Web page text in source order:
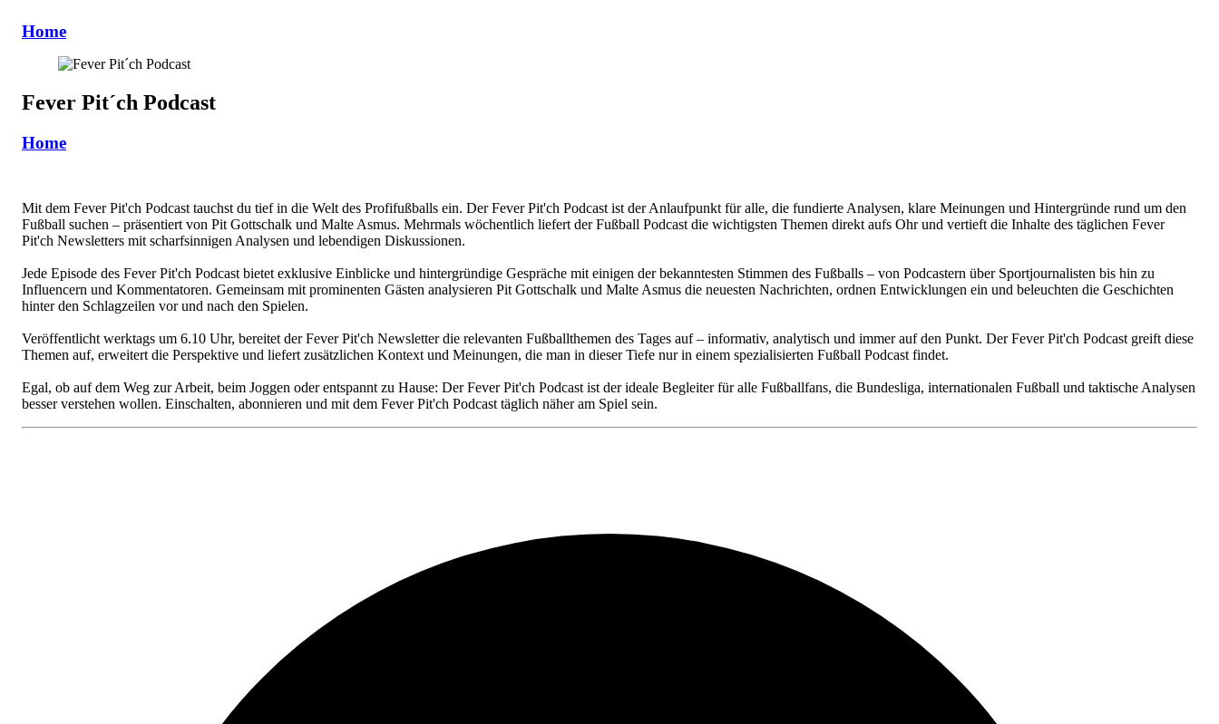
Home
Fever Pit´ch Podcast
Home
Mit dem Fever Pit'ch Podcast tauchst du tief in die Welt des Profifußballs ein. Der Fever Pit'ch Podcast ist der Anlaufpunkt für alle, die fundierte Analysen, klare Meinungen und Hintergründe rund um den
Fußball suchen – präsentiert von Pit Gottschalk und Malte Asmus. Mehrmals wöchentlich liefert der Fußball Podcast die wichtigsten Themen direkt aufs Ohr und vertieft die Inhalte des täglichen Fever
Pit'ch Newsletters mit scharfsinnigen Analysen und lebendigen Diskussionen.
Jede Episode des Fever Pit'ch Podcast bietet exklusive Einblicke und hintergründige Gespräche mit einigen der bekanntesten Stimmen des Fußballs – von Podcastern über Sportjournalisten bis hin zu
Influencern und Kommentatoren. Gemeinsam mit prominenten Gästen analysieren Pit Gottschalk und Malte Asmus die neuesten Nachrichten, ordnen Entwicklungen ein und beleuchten die Geschichten
hinter den Schlagzeilen vor und nach den Spielen.
Veröffentlicht werktags um 6.10 Uhr, bereitet der Fever Pit'ch Newsletter die relevanten Fußballthemen des Tages auf – informativ, analytisch und immer auf den Punkt. Der Fever Pit'ch Podcast greift diese
Themen auf, erweitert die Perspektive und liefert zusätzlichen Kontext und Meinungen, die man in dieser Tiefe nur in einem spezialisierten Fußball Podcast findet.
Egal, ob auf dem Weg zur Arbeit, beim Joggen oder entspannt zu Hause: Der Fever Pit'ch Podcast ist der ideale Begleiter für alle Fußballfans, die Bundesliga, internationalen Fußball und taktische Analysen
besser verstehen wollen. Einschalten, abonnieren und mit dem Fever Pit'ch Podcast täglich näher am Spiel sein.